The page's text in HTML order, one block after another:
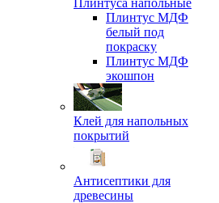
Плинтуса напольные
Плинтус МДФ
белый под
покраску
Плинтус МДФ
экошпон
Клей для напольных
покрытий
Антисептики для
древесины